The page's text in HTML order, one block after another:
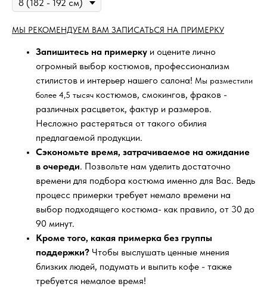
МЫ РЕКОМЕНДУЕМ ВАМ ЗАПИСАТЬСЯ НА ПРИМЕРКУ
Запишитесь на примерку и оцените лично
огромный выбор костюмов, профессионализм
стилистов и интерьер нашего салона! Мы разместили
более 4,5 тысяч костюмов, смокингов, фраков -
различных расцветок, фактур и размеров.
Несложно растеряться от такого обилия
предлагаемой продукции.
Сэкономьте время, затрачиваемое на ожидание
в очереди. Позвольте нам уделить достаточно
времени для подбора костюма именно для Вас. Ведь
процесс примерки требует немало времени на
выбор подходящего костюма- как правило, от 30 до
90 минут.
Кроме того, какая примерка без группы
поддержки? Чтобы выслушать ценные мнения
близких людей, подумать и выпить кофе - также
требуется немалое время!